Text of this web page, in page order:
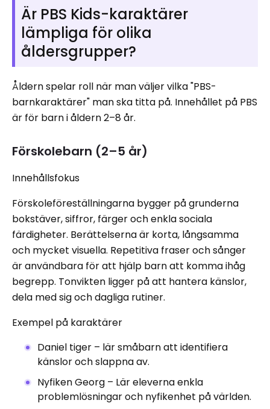
Är PBS Kids-karaktärer
lämpliga för olika
åldersgrupper?
Åldern spelar roll när man väljer vilka "PBS-
barnkaraktärer" man ska titta på. Innehållet på PBS
är för barn i åldern 2–8 år.
Förskolebarn (2–5 år)
Innehållsfokus
Förskoleföreställningarna bygger på grunderna
bokstäver, siffror, färger och enkla sociala
färdigheter. Berättelserna är korta, långsamma
och mycket visuella. Repetitiva fraser och sånger
är användbara för att hjälp barn att komma ihåg
begrepp. Tonvikten ligger på att hantera känslor,
dela med sig och dagliga rutiner.
Exempel på karaktärer
Daniel tiger – lär småbarn att identifiera
känslor och slappna av.
Nyfiken Georg – Lär eleverna enkla
problemlösningar och nyfikenhet på världen.